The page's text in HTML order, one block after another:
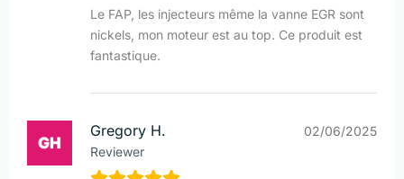
Le FAP, les injecteurs même la vanne EGR sont
nickels, mon moteur est au top. Ce produit est
fantastique.
Gregory H.
Reviewer
02/06/2025